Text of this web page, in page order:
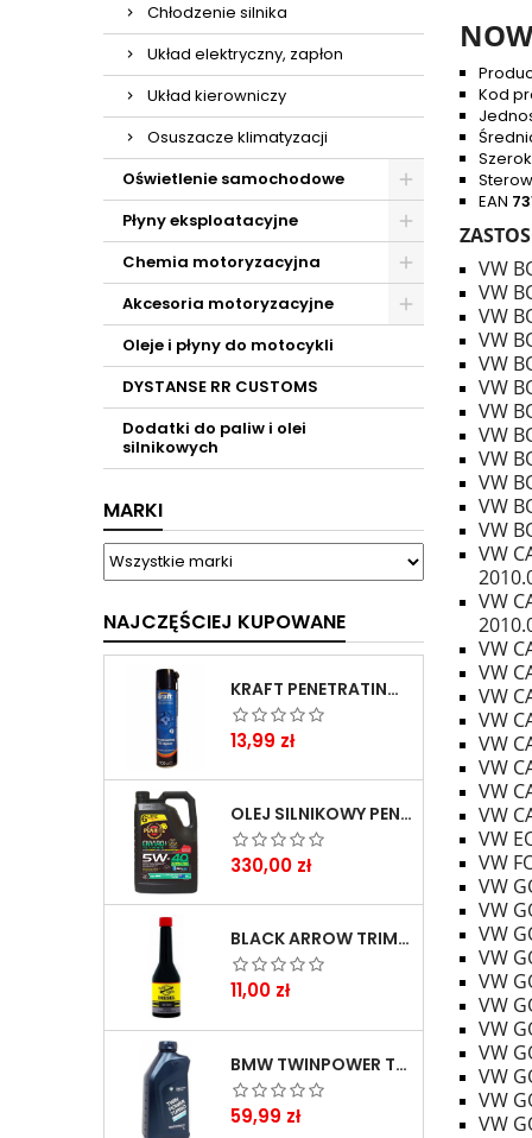
Chłodzenie silnika
Układ elektryczny, zapłon
Układ kierowniczy
Osuszacze klimatyzacji
Oświetlenie samochodowe
Płyny eksploatacyjne
Chemia motoryzacyjna
Akcesoria motoryzacyjne
Oleje i płyny do motocykli
DYSTANSE RR CUSTOMS
Dodatki do paliw i olei
silnikowych
MARKI
NAJCZĘŚCIEJ KUPOWANE
KRAFT PENETRATING OIL SPRAY 400 ML
Cena
13,99 zł
OLEJ SILNIKOWY PENRITE ENVIRO + 5W40 6L
Cena
330,00 zł
BLACK ARROW TRIM DIESEL DODATEK DO PALIWA 250ML
Cena
11,00 zł
BMW TWINPOWER TURBO 5W30 LL04 1L
Cena
59,99 zł
Kod
EAN
VW
VW
VW
VW
VW
VW
VW
VW
VW
VW
VW
VW
VW
VW
VW
VW
VW
VW
VW
VW
VW
VW
VW
VW
VW
VW
VW
VW
VW
VW
VW
VW
VW
VW
VW